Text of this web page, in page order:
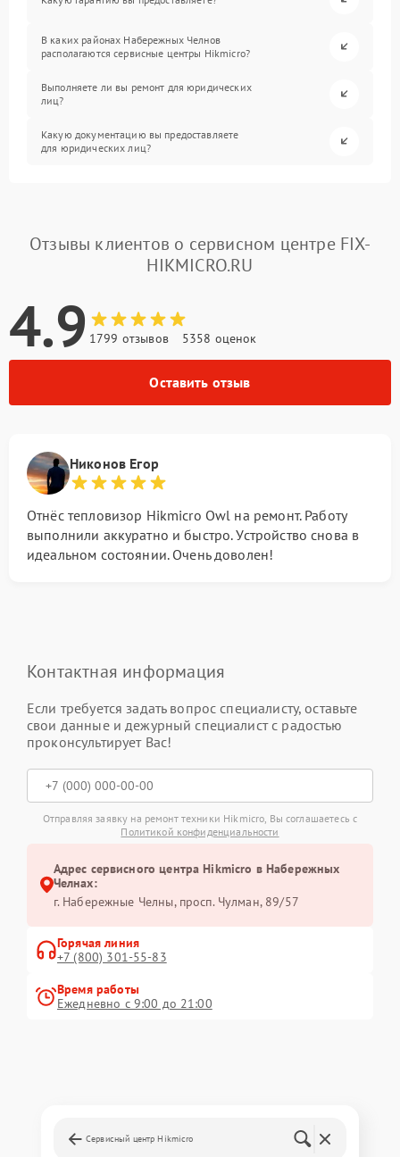
В каких районах Набережных Челнов
располагаются сервисные центры Hikmicro?
Выполняете ли вы ремонт для юридических
лиц?
Какую документацию вы предоставляете
для юридических лиц?
Отзывы клиентов о сервисном центре FIX-
HIKMICRO.RU
4.9 1799 отзывов 5358 оценок
Оставить отзыв
Никонов Егор
Отнёс тепловизор Hikmicro Owl на ремонт. Работу
выполнили аккуратно и быстро. Устройство снова в
идеальном состоянии. Очень доволен!
Контактная информация
Если требуется задать вопрос специалисту, оставьте
свои данные и дежурный специалист с радостью
проконсультирует Вас!
Отправляя заявку на ремонт техники Hikmicro, Вы соглашаетесь с
Политикой конфиденциальности
Адрес сервисного центра Hikmicro в Набережных
Челнах:
г. Набережные Челны, просп. Чулман, 89/57
Горячая линия
+7 (800) 301-55-83
Время работы
Ежедневно с 9:00 до 21:00
Сервисный центр Hikmicro